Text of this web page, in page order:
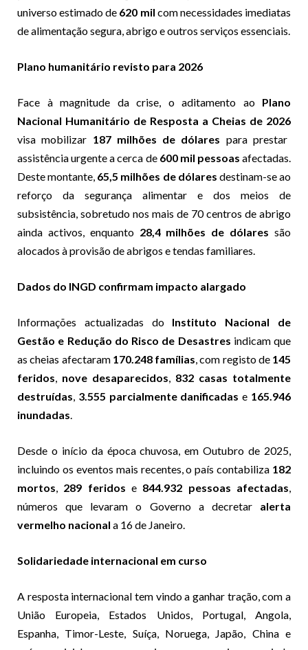
universo estimado de 620 mil com necessidades imediatas
de alimentação segura, abrigo e outros serviços essenciais.
Plano humanitário revisto para 2026
Face à magnitude da crise, o aditamento ao Plano
Nacional Humanitário de Resposta a Cheias de 2026
visa mobilizar 187 milhões de dólares para prestar
assistência urgente a cerca de 600 mil pessoas afectadas.
Deste montante, 65,5 milhões de dólares destinam-se ao
reforço da segurança alimentar e dos meios de
subsistência, sobretudo nos mais de 70 centros de abrigo
ainda activos, enquanto 28,4 milhões de dólares são
alocados à provisão de abrigos e tendas familiares.
Dados do INGD confirmam impacto alargado
Informações actualizadas do Instituto Nacional de
Gestão e Redução do Risco de Desastres indicam que
as cheias afectaram 170.248 famílias , com registo de 145
feridos
nove desaparecidos
832 casas totalmente
destruídas 3.555 parcialmente danificadas e 165.946
inundadas
Desde o início da época chuvosa, em Outubro de 2025,
incluindo os eventos mais recentes, o país contabiliza 182
mortos
289 feridos e 844.932 pessoas afectadas
números que levaram o Governo a decretar alerta
vermelho nacional a 16 de Janeiro.
Solidariedade internacional em curso
A resposta internacional tem vindo a ganhar tração, com a
União Europeia, Estados Unidos, Portugal, Angola,
Espanha, Timor-Leste, Suíça, Noruega, Japão, China e